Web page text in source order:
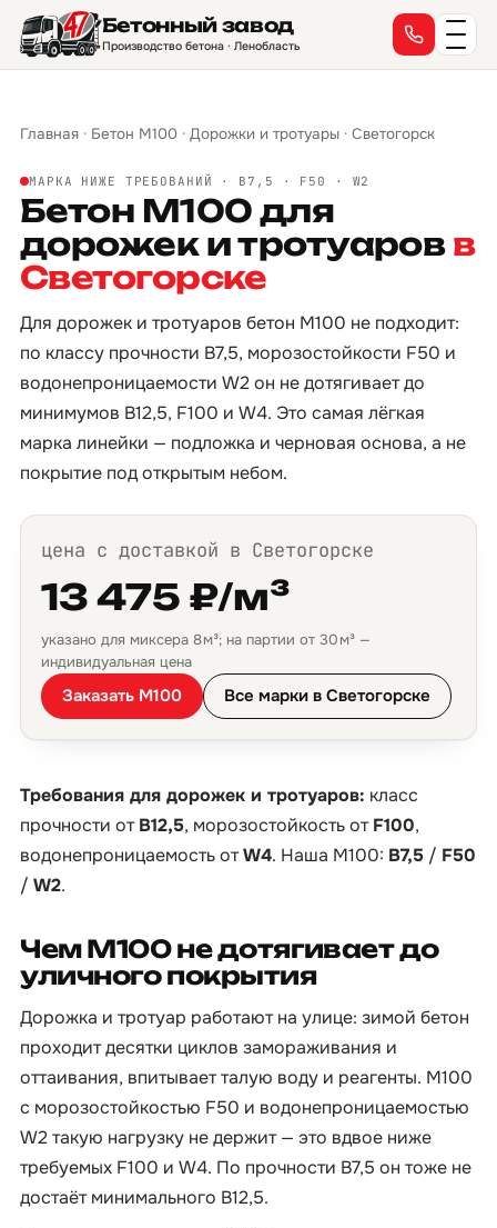
Бетонный завод
Производство бетона · Ленобласть
Главная · Бетон М100 · Дорожки и тротуары · Светогорск
МАРКА НИЖЕ ТРЕБОВАНИЙ · B7,5 · F50 · W2
Бетон М100 для
дорожек и тротуаров в
Светогорске
Для дорожек и тротуаров бетон М100 не подходит:
по классу прочности B7,5, морозостойкости F50 и
водонепроницаемости W2 он не дотягивает до
минимумов B12,5, F100 и W4. Это самая лёгкая
марка линейки — подложка и черновая основа, а не
покрытие под открытым небом.
цена с доставкой в Светогорске
13 475 ₽/м³
указано для миксера 8 м³; на партии от 30 м³ —
индивидуальная цена
Заказать М100 Все марки в Светогорске
Требования для дорожек и тротуаров: класс
прочности отB12,5, морозостойкость отF100,
водонепроницаемость отW4. Наша М100: B7,5 / F50
/ W2.
Чем М100 не дотягивает до
уличного покрытия
Дорожка и тротуар работают на улице: зимой бетон
проходит десятки циклов замораживания и
оттаивания, впитывает талую воду и реагенты. М100
с морозостойкостью F50 и водонепроницаемостью
W2 такую нагрузку не держит — это вдвое ниже
требуемых F100 и W4. По прочности B7,5 он тоже не
достаёт минимального B12,5.